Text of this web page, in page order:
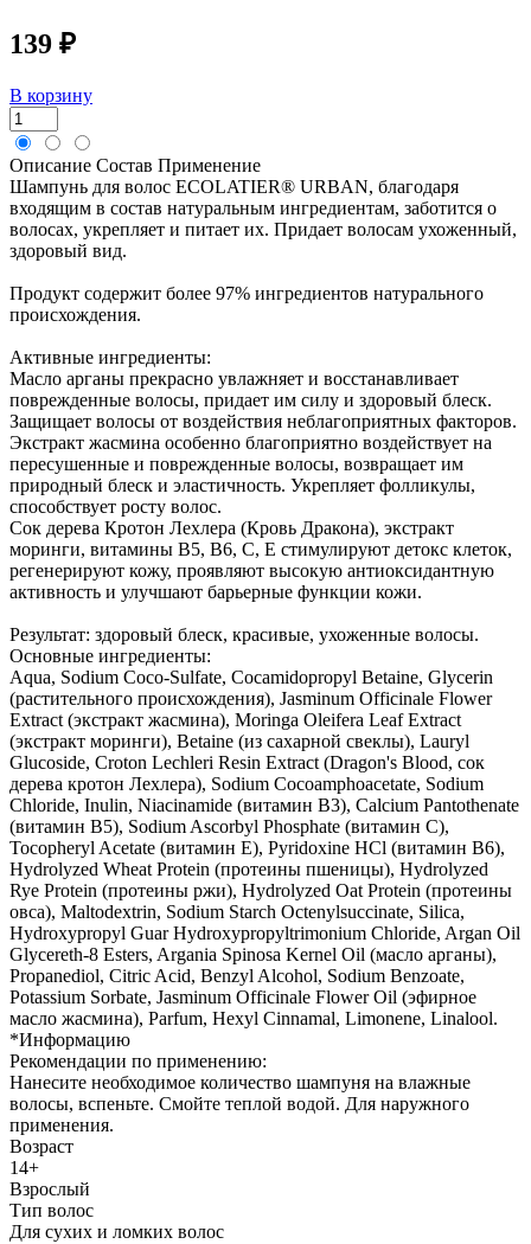
139 ₽
В корзину
Описание Состав Применение
Шампунь для волос ECOLATIER® URBAN, благодаря
входящим в состав натуральным ингредиентам, заботится о
волосах, укрепляет и питает их. Придает волосам ухоженный,
здоровый вид.
Продукт содержит более 97% ингредиентов натурального
происхождения.
Активные ингредиенты:
Масло арганы прекрасно увлажняет и восстанавливает
поврежденные волосы, придает им силу и здоровый блеск.
Защищает волосы от воздействия неблагоприятных факторов.
Экстракт жасмина особенно благоприятно воздействует на
пересушенные и поврежденные волосы, возвращает им
природный блеск и эластичность. Укрепляет фолликулы,
способствует росту волос.
Сок дерева Кротон Лехлера (Кровь Дракона), экстракт
моринги, витамины В5, В6, С, Е стимулируют детокс клеток,
регенерируют кожу, проявляют высокую антиоксидантную
активность и улучшают барьерные функции кожи.
Результат: здоровый блеск, красивые, ухоженные волосы.
Основные ингредиенты:
Aqua, Sodium Coco-Sulfate, Cocamidopropyl Betaine, Glycerin
(растительного происхождения), Jasminum Officinale Flower
Extract (экстракт жасмина), Moringa Oleifera Leaf Extract
(экстракт моринги), Betaine (из сахарной свеклы), Lauryl
Glucoside, Croton Lechleri Resin Extract (Dragon's Blood, сок
дерева кротон Лехлера), Sodium Cocoamphoacetate, Sodium
Chloride, Inulin, Niacinamide (витамин В3), Calcium Pantothenate
(витамин В5), Sodium Ascorbyl Phosphate (витамин С),
Tocopheryl Acetate (витамин Е), Pyridoxine HCl (витамин В6),
Hydrolyzed Wheat Protein (протеины пшеницы), Hydrolyzed
Rye Protein (протеины ржи), Hydrolyzed Oat Protein (протеины
овса), Maltodextrin, Sodium Starch Octenylsuccinate, Silica,
Hydroxypropyl Guar Hydroxypropyltrimonium Chloride, Argan Oil
Glycereth-8 Esters, Argania Spinosa Kernel Oil (масло арганы),
Propanediol, Citric Acid, Benzyl Alcohol, Sodium Benzoate,
Potassium Sorbate, Jasminum Officinale Flower Oil (эфирное
масло жасмина), Parfum, Hexyl Cinnamal, Limonene, Linalool.
*Информацию
Рекомендации по применению:
Нанесите необходимое количество шампуня на влажные
волосы, вспеньте. Смойте теплой водой. Для наружного
применения.
Возраст
14+
Взрослый
Тип волос
Для сухих и ломких волос